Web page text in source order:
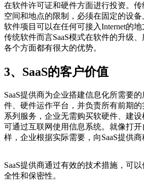
在软件许可证和硬件方面进行投资。
空间和地点的限制，必须在固定的设备
软件项目可以在任何可接入Internet的
传统软件而言SaaS模式在软件的升级
各个方面都有很大的优势。
3、SaaS的客户价值
SaaS提供商为企业搭建信息化所需要
件、硬件运作平台，并负责所有前期
系列服务，企业无需购买软硬件、建
可通过互联网使用信息系统。就像打
样，企业根据实际需要，向SaaS提供商
SaaS提供商通过有效的技术措施，可
全性和保密性。